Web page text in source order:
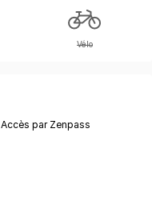
Vélo
Accès par Zenpass